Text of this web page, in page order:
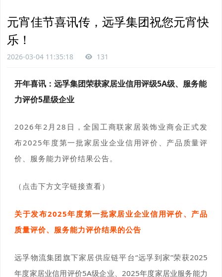
元宵佳节喜讯传，远孚集团祝您元宵快
乐！
2026-03-04 11:35:18 131
开年喜讯：远孚集团荣获家居业信用评级5A级、服务能
力评价5星级企业
2026年2月28日，全国工商联家居装饰业商会正式发
布2025年度第一批家居业企业信用评价、产品质量评
价、服务能力评价结果公告。
（点击下方文字链接查看）
关于发布2025年度第一批家居业企业信用评价、产品
质量评价、服务能力评价结果的公告
远孚物流集团旗下家居供应链平台“远孚到家”荣获2025
年度家居业信用评价5A级企业、2025年度家居业服务能力